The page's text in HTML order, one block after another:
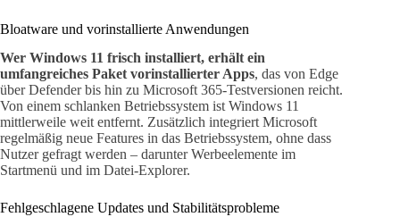
Bloatware und vorinstallierte Anwendungen
Wer Windows 11 frisch installiert, erhält ein
umfangreiches Paket vorinstallierter Apps, das von Edge
über Defender bis hin zu Microsoft 365-Testversionen reicht.
Von einem schlanken Betriebssystem ist Windows 11
mittlerweile weit entfernt. Zusätzlich integriert Microsoft
regelmäßig neue Features in das Betriebssystem, ohne dass
Nutzer gefragt werden – darunter Werbeelemente im
Startmenü und im Datei-Explorer.
Fehlgeschlagene Updates und Stabilitätsprobleme